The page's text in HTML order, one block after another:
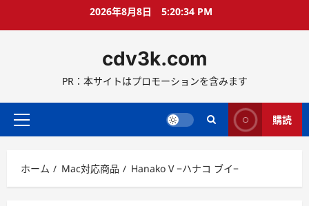
ス
ッ
2026年8月8日 5:20:34 PM
cdv3k.com
PR：本サイトはプロモーションを含みます
メ
メ
ニ
購読
ホーム Mac対応商品 Hanako V −ハナコ ブイ−